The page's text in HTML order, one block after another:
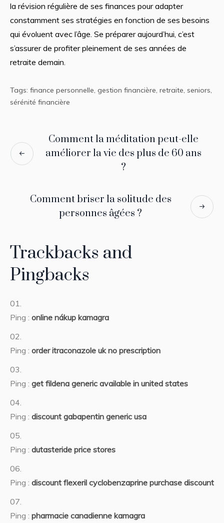
la révision régulière de ses finances pour adapter
constamment ses stratégies en fonction de ses besoins
qui évoluent avec l’âge. Se préparer aujourd’hui, c’est
s’assurer de profiter pleinement de ses années de
retraite demain.
Tags: finance personnelle, gestion financière, retraite, seniors,
sérénité financière
Comment la méditation peut-elle
améliorer la vie des plus de 60 ans
?
Comment briser la solitude des
personnes âgées ?
Trackbacks and
Pingbacks
Ping : online nákup kamagra
Ping : order itraconazole uk no prescription
Ping : get fildena generic available in united states
Ping : discount gabapentin generic usa
Ping : dutasteride price stores
Ping : discount flexeril cyclobenzaprine purchase discount
Ping : pharmacie canadienne kamagra